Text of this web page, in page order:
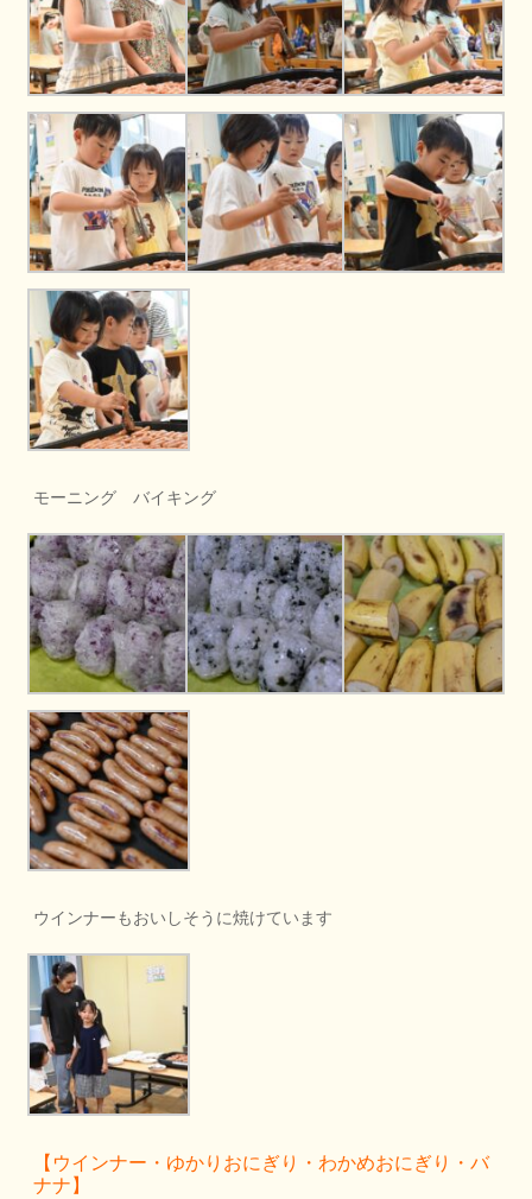
モーニング バイキング
ウインナーもおいしそうに焼けています
【ウインナー・ゆかりおにぎり・わかめおにぎり・バ
ナナ】